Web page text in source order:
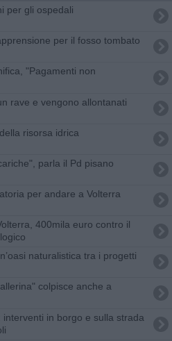
per gli ospedali
per il fosso tombato
"Pagamenti non
rave e vengono allontanati
risorsa idrica
parla il Pd pisano
per andare a Volterra
400mila euro contro il
naturalistica tra i progetti
colpisce anche a
interventi in borgo e sulla strada